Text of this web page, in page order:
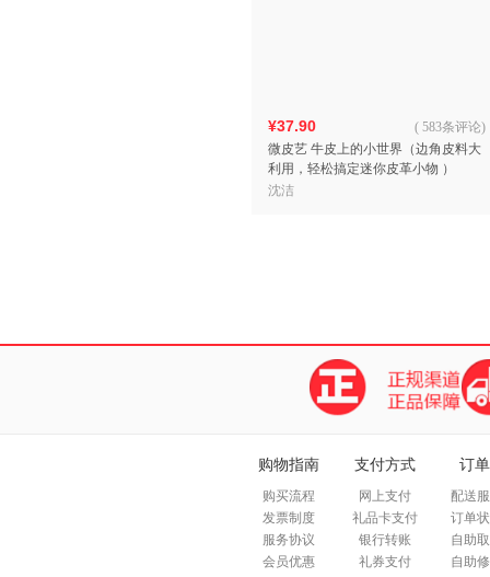
¥37.90
微皮艺 牛皮上的小世界（边角皮料大
利用，轻松搞定迷你皮革小物 ）
( 583条评论)
沈洁
购物指南
购买流程
发票制度
服务协议
会员优惠
支付方式
网上支付
礼品卡支付
银行转账
礼券支付
订
配送
订单
自助
自助